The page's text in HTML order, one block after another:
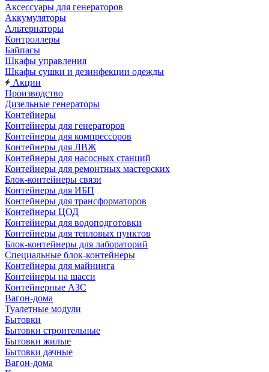
Аксессуары для генераторов
Аккумуляторы
Альтернаторы
Контроллеры
Байпасы
Шкафы управления
Шкафы сушки и дезинфекции одежды
Акции
Производство
Дизельные генераторы
Контейнеры
Контейнеры для генераторов
Контейнеры для компрессоров
Контейнеры для ЛВЖ
Контейнеры для насосных станций
Контейнеры для ремонтных мастерских
Блок-контейнеры связи
Контейнеры для ИБП
Контейнеры для трансформаторов
Контейнеры ЦОД
Контейнеры для водоподготовки
Контейнеры для тепловых пунктов
Блок-контейнеры для лабораторий
Специальные блок-контейнеры
Контейнеры для майнинга
Контейнеры на шасси
Контейнерные АЗС
Вагон-дома
Туалетные модули
Бытовки
Бытовки строительные
Бытовки жилые
Бытовки дачные
Вагон-дома